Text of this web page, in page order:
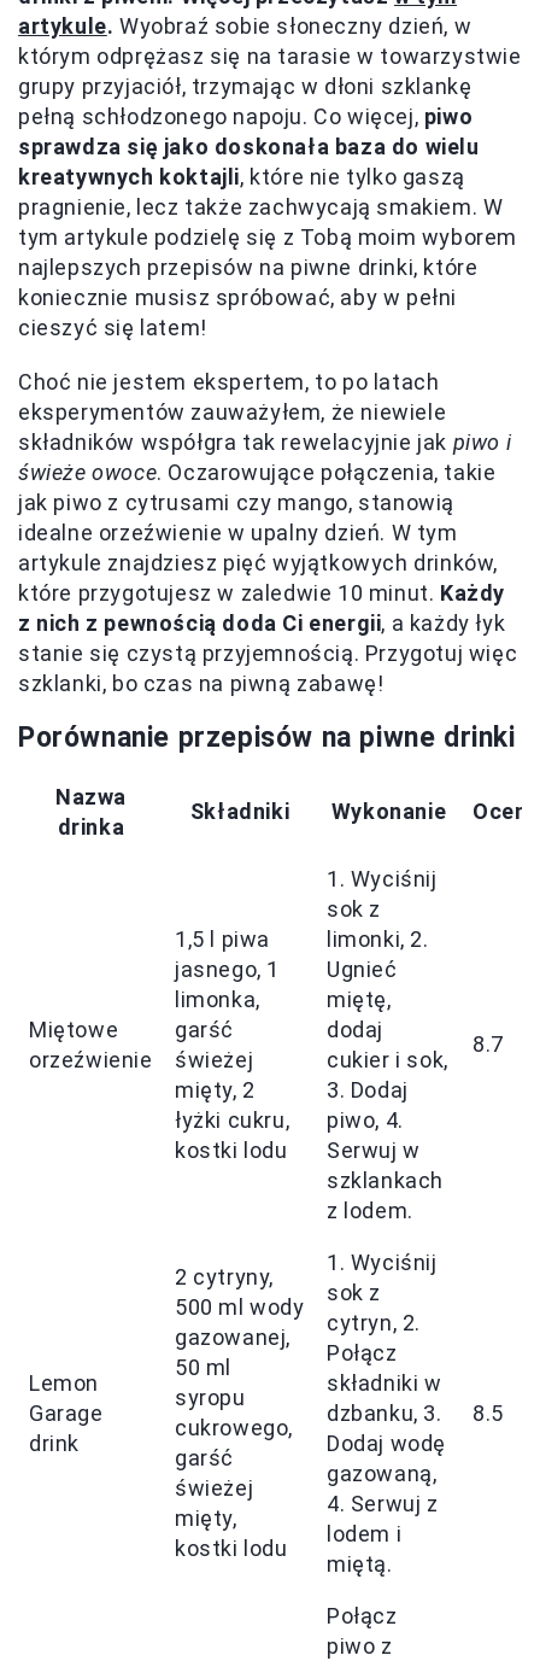
artykule. Wyobraź sobie słoneczny dzień, w
którym odprężasz się na tarasie w towarzystwie
grupy przyjaciół, trzymając w dłoni szklankę
pełną schłodzonego napoju. Co więcej, piwo
sprawdza się jako doskonała baza do wielu
kreatywnych koktajli, które nie tylko gaszą
pragnienie, lecz także zachwycają smakiem. W
tym artykule podzielę się z Tobą moim wyborem
najlepszych przepisów na piwne drinki, które
koniecznie musisz spróbować, aby w pełni
cieszyć się latem!
Choć nie jestem ekspertem, to po latach
eksperymentów zauważyłem, że niewiele
składników współgra tak rewelacyjnie jak piwo i
świeże owoce. Oczarowujące połączenia, takie
jak piwo z cytrusami czy mango, stanowią
idealne orzeźwienie w upalny dzień. W tym
artykule znajdziesz pięć wyjątkowych drinków,
które przygotujesz w zaledwie 10 minut. Każdy
z nich z pewnością doda Ci energii, a każdy łyk
stanie się czystą przyjemnością. Przygotuj więc
szklanki, bo czas na piwną zabawę!
Porównanie przepisów na piwne drinki
Nazwa
drinka
Składniki Wykonanie Ocena
Miętowe
orzeźwienie
1,5 l piwa
jasnego, 1
limonka,
garść
świeżej
mięty, 2
łyżki cukru,
kostki lodu
1. Wyciśnij
sok z
limonki, 2.
Ugnieć
miętę,
dodaj
cukier i sok,
3. Dodaj
piwo, 4.
Serwuj w
szklankach
z lodem.
8.7
Lemon
Garage
drink
2 cytryny,
500 ml wody
gazowanej,
50 ml
syropu
cukrowego,
garść
świeżej
mięty,
kostki lodu
1. Wyciśnij
sok z
cytryn, 2.
Połącz
składniki w
dzbanku, 3.
Dodaj wodę
gazowaną,
4. Serwuj z
lodem i
miętą.
8.5
Połącz
piwo z